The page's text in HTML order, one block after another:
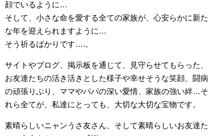
顔でいるように…
そして、小さな命を愛する全ての家族が、心安らかに新た
な年を迎えられますように…
そう祈るばかりです….。
サイトやブログ、掲示板を通じて、見守らせてもらった、
お友達たちの活き活きとした様子や幸せそうな笑顔、闘病
の頑張りぶり、ママやパパの深い愛情、家族の強い絆…そ
れら全てが、私達にとっても、大切な大切な宝物です。
素晴らしいニャンうさ友さん、そして素晴らしいお友達た